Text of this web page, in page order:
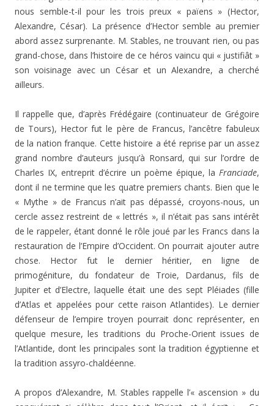
nous semble-t-il pour les trois preux « païens » (Hector,
Alexandre, César). La présence d’Hector semble au premier
abord assez surprenante. M. Stables, ne trouvant rien, ou pas
grand-chose, dans l’histoire de ce héros vaincu qui « justifiât »
son voisinage avec un César et un Alexandre, a cherché
ailleurs.
Il rappelle que, d’après Frédégaire (continuateur de Grégoire
de Tours), Hector fut le père de Francus, l’ancêtre fabuleux
de la nation franque. Cette histoire a été reprise par un assez
grand nombre d’auteurs jusqu’à Ronsard, qui sur l’ordre de
Charles IX, entreprit d’écrire un poème épique, la Franciade,
dont il ne termine que les quatre premiers chants. Bien que le
« Mythe » de Francus n’ait pas dépassé, croyons-nous, un
cercle assez restreint de « lettrés », il n’était pas sans intérêt
de le rappeler, étant donné le rôle joué par les Francs dans la
restauration de l’Empire d’Occident. On pourrait ajouter autre
chose. Hector fut le dernier héritier, en ligne de
primogéniture, du fondateur de Troie, Dardanus, fils de
Jupiter et d’Electre, laquelle était une des sept Pléiades (fille
d’Atlas et appelées pour cette raison Atlantides). Le dernier
défenseur de l’empire troyen pourrait donc représenter, en
quelque mesure, les traditions du Proche-Orient issues de
l’Atlantide, dont les principales sont la tradition égyptienne et
la tradition assyro-chaldéenne.
A propos d’Alexandre, M. Stables rappelle l’« ascension » du